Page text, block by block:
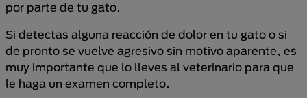
por parte de tu gato.
Si detectas alguna reacción de dolor en tu gato o si
de pronto se vuelve agresivo sin motivo aparente, es
muy importante que lo lleves al veterinario para que
le haga un examen completo.